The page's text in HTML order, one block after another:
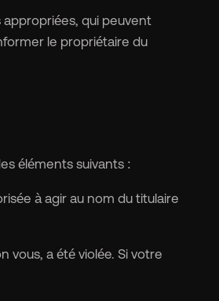
qui peuvent
le propriétaire du
éléments suivants :
à agir au nom du titulaire
a été violée. Si votre